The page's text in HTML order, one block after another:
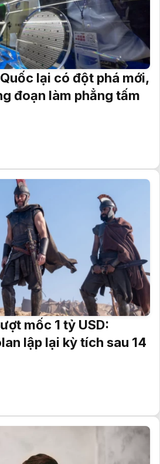
lại có đột phá mới,
đoạn làm phẳng tấm
mốc 1 tỷ USD:
lập lại kỳ tích sau 14